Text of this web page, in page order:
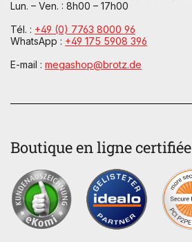
Lun. – Ven. : 8h00 – 17h00
Tél. : +49 (0) 7763 8000 96
WhatsApp : +49 175 5908 396
E-mail : megashop@brotz.de
Boutique en ligne certifiée